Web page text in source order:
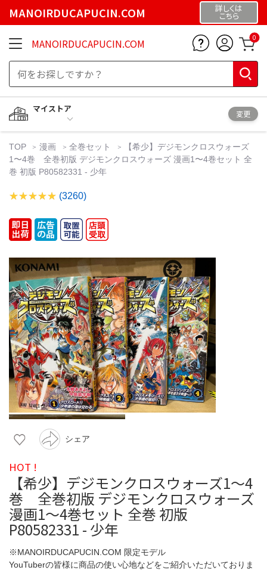
MANOIRDUCAPUCIN.COM 詳しくは
こちら
MANOIRDUCAPUCIN.COM 0
マイストア
変更
TOP 漫画 全巻セット
【希少】デジモンクロスウォーズ
1〜4巻 全巻初版 デジモンクロスウォーズ 漫画1〜4巻セット 全
巻 初版 P80582331 - 少年
(3260)
シェア
HOT !
【希少】デジモンクロスウォーズ1〜4
巻 全巻初版 デジモンクロスウォーズ
漫画1〜4巻セット 全巻 初版
P80582331 - 少年
※MANOIRDUCAPUCIN.COM 限定モデル
YouTuberの皆様に商品の使い心地などをご紹介いただいておりま